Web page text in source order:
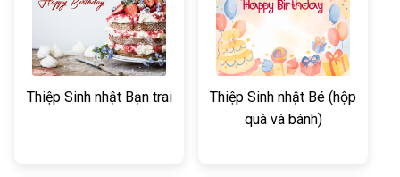
Thiệp Sinh nhật Bạn trai
Thiệp Sinh nhật Bé (hộp
quà và bánh)